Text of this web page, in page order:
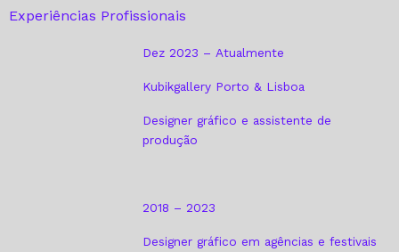
Experiências Profissionais
Dez 2023 – Atualmente
Kubikgallery Porto & Lisboa
Designer gráfico e assistente de
produção
2018 – 2023
Designer gráfico em agências e festivais